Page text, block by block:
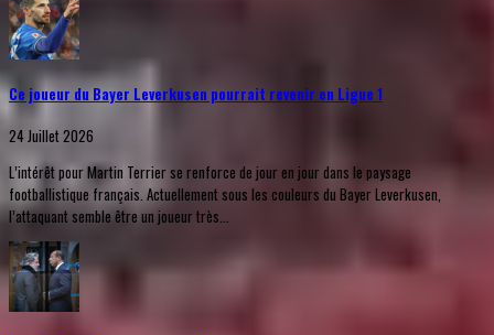
Ce joueur du Bayer Leverkusen pourrait revenir en Ligue 1
24 Juillet 2026
L’intérêt pour Martin Terrier se renforce de jour en jour dans le paysage
footballistique français. Actuellement sous les couleurs du Bayer Leverkusen,
l’attaquant semble être un joueur très...